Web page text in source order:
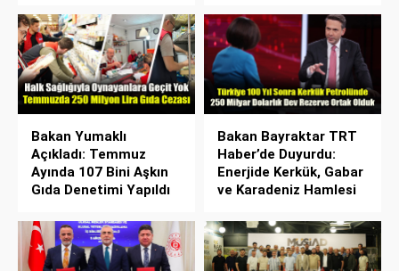
Bakan Yumaklı
Açıkladı: Temmuz
Ayında 107 Bini Aşkın
Gıda Denetimi Yapıldı
Bakan Bayraktar TRT
Haber’de Duyurdu:
Enerjide Kerkük, Gabar
ve Karadeniz Hamlesi